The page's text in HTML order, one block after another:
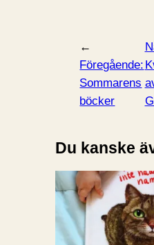
←
Föregående:
Sommarens
böcker
Du kanske